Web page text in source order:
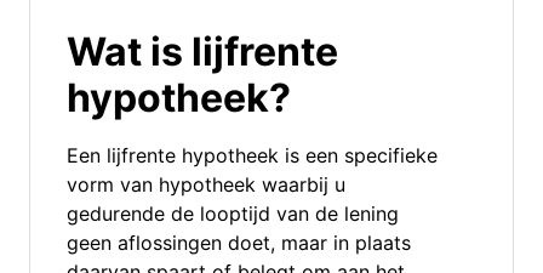
Wat is lijfrente
hypotheek?
Een lijfrente hypotheek is een specifieke
vorm van hypotheek waarbij u
gedurende de looptijd van de lening
geen aflossingen doet, maar in plaats